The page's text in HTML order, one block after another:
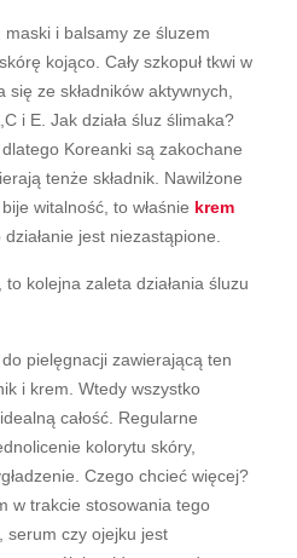
i balsamy ze śluzem
kojąco. Cały szkopuł tkwi w
ze składników aktywnych,
i E. Jak działa śluz ślimaka?
dlatego Koreanki są zakochane
tenże składnik. Nawilżone
witalność, to właśnie krem
działanie jest niezastąpione.
kolejna zaleta działania śluzu
pielęgnacji zawierającą ten
i krem. Wtedy wszystko
całość. Regularne
kolorytu skóry,
Czego chcieć więcej?
w trakcie stosowania tego
serum czy ojejku jest